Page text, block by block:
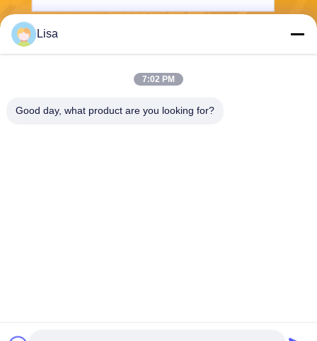
Lisa
7:02 PM
Good day, what product are you looking for?